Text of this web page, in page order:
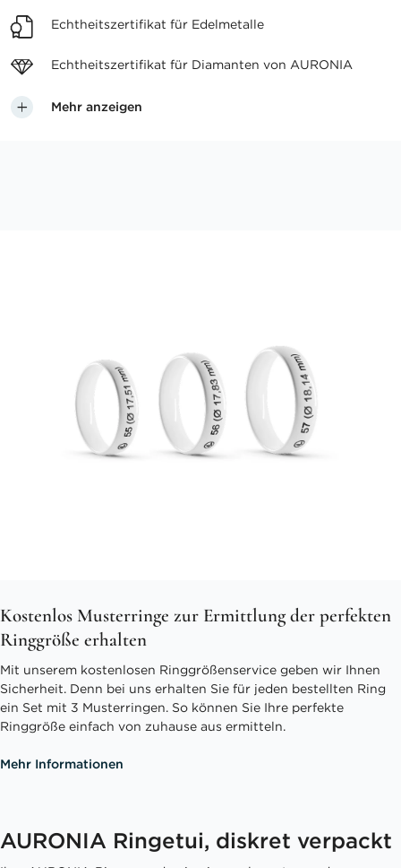
Echtheitszertifikat für Edelmetalle
Echtheitszertifikat für Diamanten von AURONIA
Mehr anzeigen
Kostenlos Musterringe zur Ermittlung der perfekten
Ringgröße erhalten
Mit unserem kostenlosen Ringgrößenservice geben wir Ihnen
Sicherheit. Denn bei uns erhalten Sie für jeden bestellten Ring
ein Set mit 3 Musterringen. So können Sie Ihre perfekte
Ringgröße einfach von zuhause aus ermitteln.
Mehr Informationen
AURONIA Ringetui, diskret verpackt